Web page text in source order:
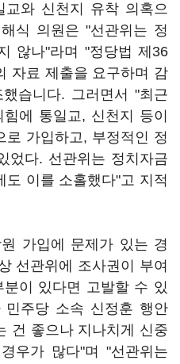
교와 신천지 유착 의혹으
식 의원은 "선관위는 정
않나"라며 "정당법 제36
자료 제출을 요구하며 감
습니다. 그러면서 "최근
에 통일교, 신천지 등이
로 가입하고, 부정적인 정
었다. 선관위는 정치자금
도 이를 소홀했다"고 지적
가입에 문제가 있는 경
선관위에 조사권이 부여
이 있다면 고발할 수 있
민주당 소속 신정훈 행안
건 좋으나 지나치게 신중
우가 많다"며 "선관위는